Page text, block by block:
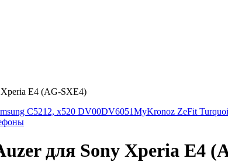
E4 (AG-SXE4)
C5212, x520 DV00DV6051MyKronoz ZeFit
для Sony Xperia E4